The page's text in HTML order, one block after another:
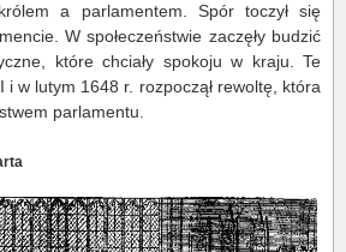
a parlamentem. Spór toczył się
W społeczeństwie zaczęły budzić
które chciały spokoju w kraju. Te
i w lutym 1648 r. rozpoczął rewoltę, która
parlamentu.